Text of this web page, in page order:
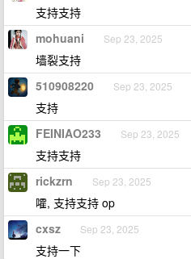
支持支持
mohuani Sep 23, 2025
墙裂支持
510908220 Sep 23, 2025
支持
FEINIAO233 Sep 23, 2025
支持支持
rickzrn Sep 23, 2025
嚯, 支持支持 op
cxsz Sep 23, 2025
支持一下